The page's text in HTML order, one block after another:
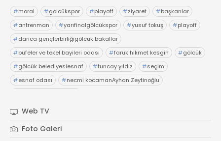
#moral #gölcükspor #playoff #ziyaret #başkanlar
#antrenman #yarıfinalgölcükspor #yusuf tokuş #playoff
#darıca gençlerbirliğigölcük bakallar
#büfeler ve tekel bayileri odası #faruk hikmet kesgin #gölcük
#gölcük belediyesiesnaf #tuncay yıldız #seçim
#esnaf odası #necmi kocamanAyhan Zeytinoğlu
Web TV
Foto Galeri